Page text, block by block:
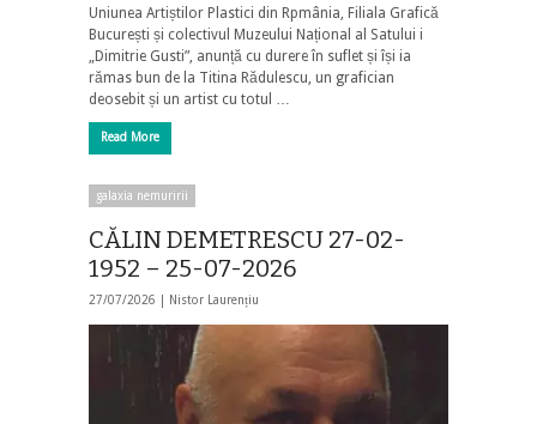
Uniunea Artiștilor Plastici din Rpmânia, Filiala Grafică
București și colectivul Muzeului Național al Satului i
„Dimitrie Gusti”, anunță cu durere în suflet și își ia
rămas bun de la Titina Rădulescu, un grafician
deosebit și un artist cu totul …
Read More
galaxia nemuririi
CĂLIN DEMETRESCU 27-02-
1952 – 25-07-2026
27/07/2026 | Nistor Laurențiu